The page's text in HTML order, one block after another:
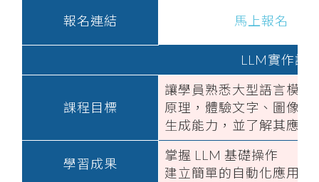
報名連結 馬上報名
LLM實作課
課程目標
讓學員熟悉大型語言模型
原理，體驗文字、圖像、
生成能力，並了解其應用
學習成果
掌握 LLM 基礎操作
建立簡單的自動化應用流